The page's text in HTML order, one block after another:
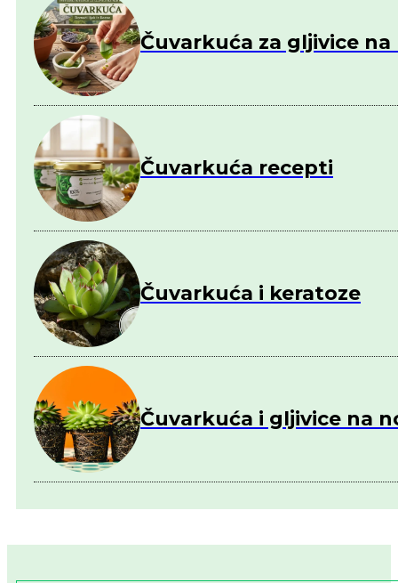
Čuvarkuća za gljivice
Čuvarkuća recepti
Čuvarkuća i keratoze
Čuvarkuća i gljivice na